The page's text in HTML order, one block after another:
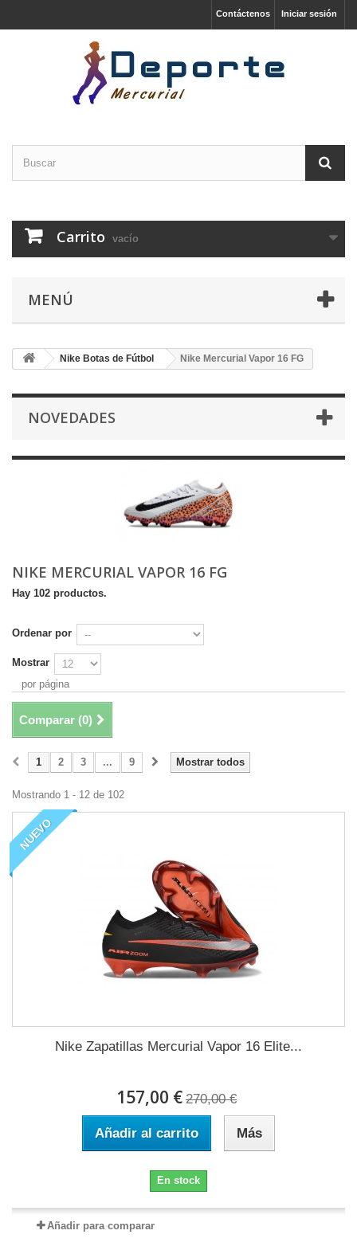
Iniciar sesión
Contáctenos
Carrito vacío
MENÚ
Nike Botas de Fútbol Nike Mercurial Vapor 16 FG
NOVEDADES
NIKE MERCURIAL VAPOR 16 FG
Hay 102 productos.
Ordenar por
Mostrar
por página
Comparar (0)
Mostrar todos
1 2 3 ... 9
Mostrando 1 - 12 de 102
NUEVO
Nike Zapatillas Mercurial Vapor 16 Elite...
157,00 € 270,00 €
Añadir al carrito Más
En stock
Añadir para comparar